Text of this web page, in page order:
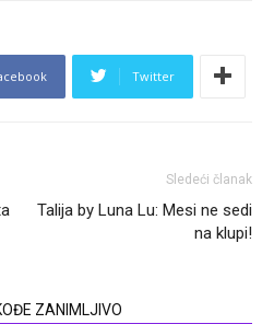
Twitter
Sledeći članak
Talija by Luna Lu: Mesi ne sedi
na klupi!
ZANIMLJIVO